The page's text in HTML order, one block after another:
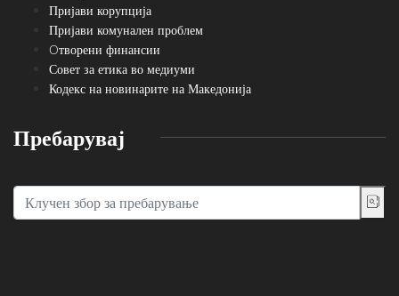
Пријави корупција
Пријави комунален проблем
Oтворени финансии
Совет за етика во медиуми
Кодекс на новинарите на Македонија
Пребарувај